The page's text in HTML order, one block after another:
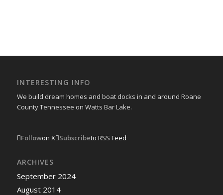
INTERESTING INFO
We build dream homes and boat docks in and around Roane
County Tennessee on Watts Bar Lake.
Followon X Subscribeto RSS Feed
ARCHIVES
September 2024
August 2014